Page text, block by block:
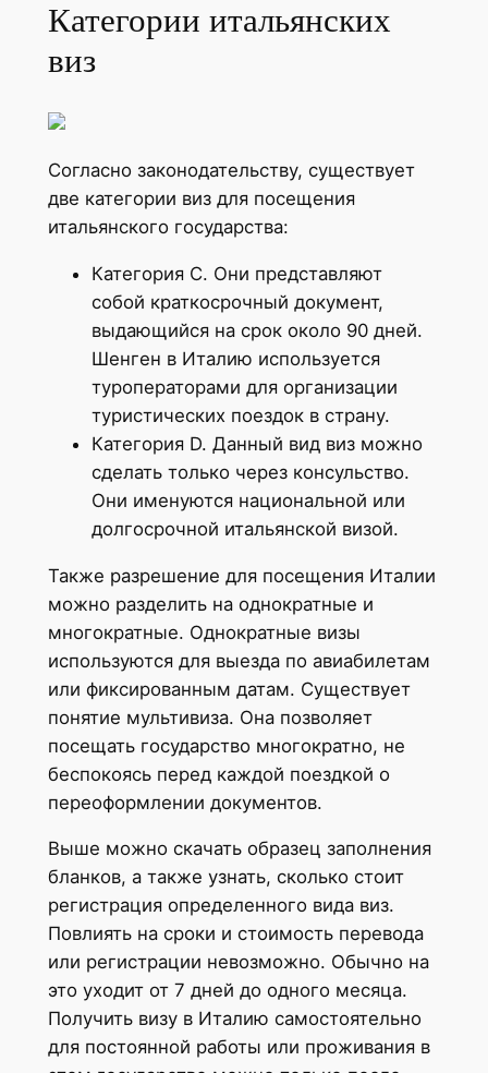
Категории итальянских
виз
Согласно законодательству, существует
две категории виз для посещения
итальянского государства:
Категория C. Они представляют
собой краткосрочный документ,
выдающийся на срок около 90 дней.
Шенген в Италию используется
туроператорами для организации
туристических поездок в страну.
Категория D. Данный вид виз можно
сделать только через консульство.
Они именуются национальной или
долгосрочной итальянской визой.
Также разрешение для посещения Италии
можно разделить на однократные и
многократные. Однократные визы
используются для выезда по авиабилетам
или фиксированным датам. Существует
понятие мультивиза. Она позволяет
посещать государство многократно, не
беспокоясь перед каждой поездкой о
переоформлении документов.
Выше можно скачать образец заполнения
бланков, а также узнать, сколько стоит
регистрация определенного вида виз.
Повлиять на сроки и стоимость перевода
или регистрации невозможно. Обычно на
это уходит от 7 дней до одного месяца.
Получить визу в Италию самостоятельно
для постоянной работы или проживания в